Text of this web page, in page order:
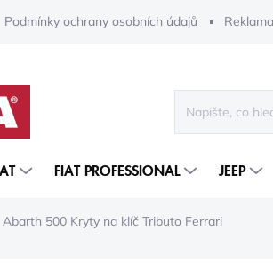
Podmínky ochrany osobních údajů
FIAT PROFESSIONAL JEEP
Abarth 500 Kryty na klíč Tributo Ferrari